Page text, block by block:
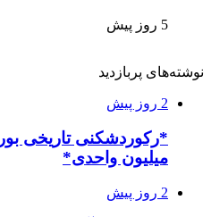
5 روز پیش
نوشته‌های پربازدید
2 روز پیش
میلیون واحدی*
2 روز پیش